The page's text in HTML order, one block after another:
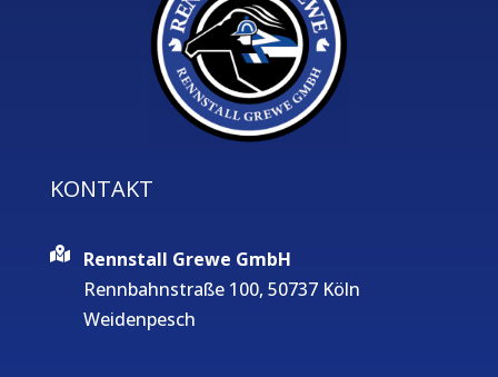
KONTAKT
Rennstall Grewe GmbH
Rennbahnstraße 100, 50737 Köln
Weidenpesch